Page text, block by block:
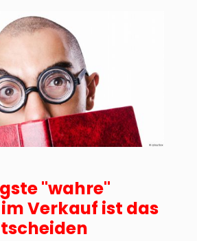
"wahre"
Verkauf ist das